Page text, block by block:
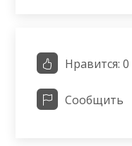
Нравится: 0
Сообщить